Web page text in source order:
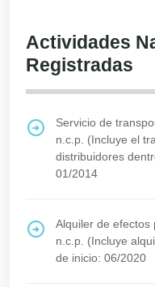
Actividades
Registradas
Servicio de
n.c.p. (Incluye el
distribuidores
01/2014
Alquiler de efectos
n.c.p. (Incluye
de inicio: 06/2020